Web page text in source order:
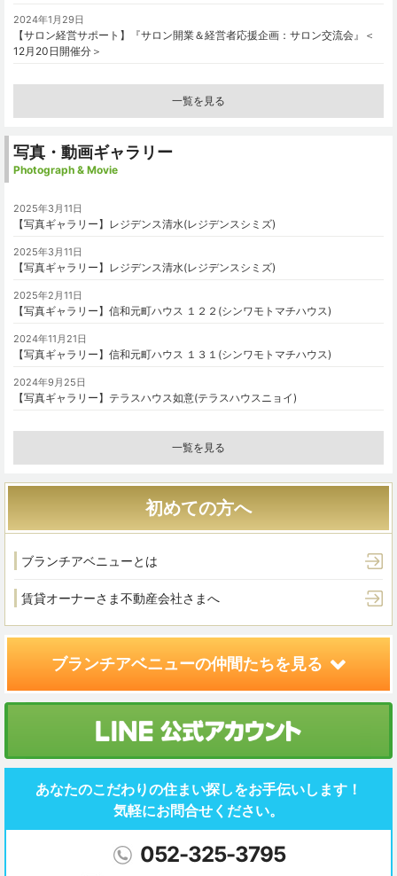
2024年1月29日
【サロン経営サポート】『サロン開業＆経営者応援企画：サロン交流会』＜
12月20日開催分＞
一覧を見る
写真・動画ギャラリー
Photograph & Movie
2025年3月11日
【写真ギャラリー】レジデンス清水(レジデンスシミズ)
2025年3月11日
【写真ギャラリー】レジデンス清水(レジデンスシミズ)
2025年2月11日
【写真ギャラリー】信和元町ハウス １２２(シンワモトマチハウス)
2024年11月21日
【写真ギャラリー】信和元町ハウス １３１(シンワモトマチハウス)
2024年9月25日
【写真ギャラリー】テラスハウス如意(テラスハウスニョイ)
一覧を見る
初めての方へ
ブランチアベニューとは
賃貸オーナーさま不動産会社さまへ
ブランチアベニューの仲間たちを見る
あなたのこだわりの住まい探しをお手伝いします！
気軽にお問合せください。
052-325-3795